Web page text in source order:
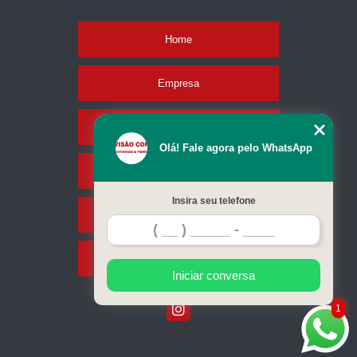
valor vistoria do carro para transferência Jardim São Savério
vistoria em carro Vila Clementino
serviço de vistoria em carro Vila Brasilina
serviço de vistoria de carro a gás Cursino
vistoria do carro Jardim São Savério
Home
Empresa
Contato
Mapa do site
1
Olá! Fale agora pelo WhatsApp
Insira seu telefone
Iniciar conversa